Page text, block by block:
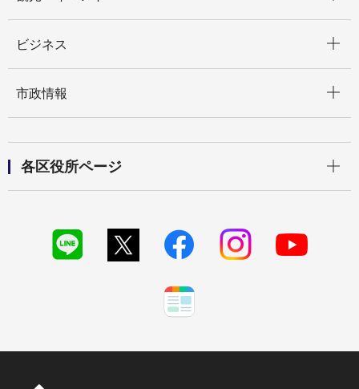
ビジネス
市政情報
各区役所ページ